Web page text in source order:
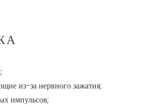
из-за нервного зажатия;
импульсов;